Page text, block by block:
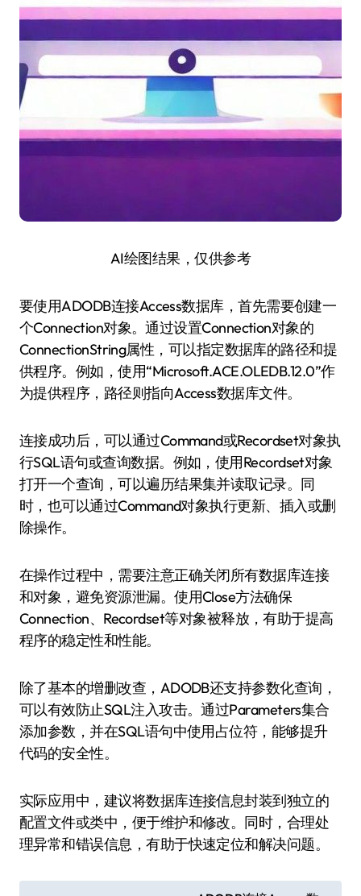
AI绘图结果，仅供参考
要使用ADODB连接Access数据库，首先需要创建一
个Connection对象。通过设置Connection对象的
ConnectionString属性，可以指定数据库的路径和提
供程序。例如，使用“Microsoft.ACE.OLEDB.12.0”作
为提供程序，路径则指向Access数据库文件。
连接成功后，可以通过Command或Recordset对象执
行SQL语句或查询数据。例如，使用Recordset对象
打开一个查询，可以遍历结果集并读取记录。同
时，也可以通过Command对象执行更新、插入或删
除操作。
在操作过程中，需要注意正确关闭所有数据库连接
和对象，避免资源泄漏。使用Close方法确保
Connection、Recordset等对象被释放，有助于提高
程序的稳定性和性能。
除了基本的增删改查，ADODB还支持参数化查询，
可以有效防止SQL注入攻击。通过Parameters集合
添加参数，并在SQL语句中使用占位符，能够提升
代码的安全性。
实际应用中，建议将数据库连接信息封装到独立的
配置文件或类中，便于维护和修改。同时，合理处
理异常和错误信息，有助于快速定位和解决问题。